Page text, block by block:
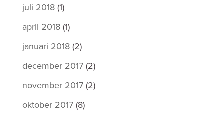
juli 2018(1)
april 2018(1)
januari 2018(2)
december 2017(2)
november 2017(2)
oktober 2017(8)